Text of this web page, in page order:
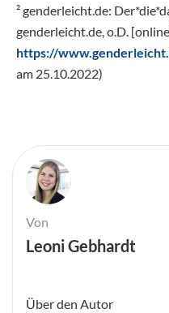
² genderleicht.de:
genderleicht.de, o.D.
https://
am 25.10.2022)
Von
Leoni Gebhardt
Über den Autor